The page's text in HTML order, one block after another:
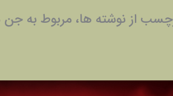
از نوشته ها، مربوط به